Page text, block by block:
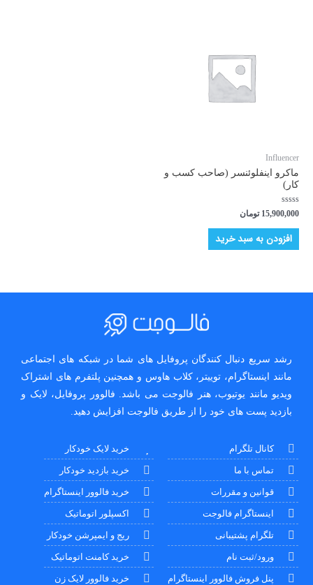
Influencer
ماکرو اینفلوئنسر (صاحب کسب و
کار)
امتیاز
0
از
15,900,000 تومان
افزودن به سبد خرید
رشد سریع دنبال کنندگان پروفایل های شما در شبکه های اجتماعی
مانند اینستاگرام، توییتر، کلاب هاوس و همچنین پلتفرم های اشتراک
ویدیو مانند یوتیوب، هنر فالوجت می باشد. فالوور پروفایل، لایک و
بازدید پست های خود را از طریق فالوجت افزایش دهید.
کانال تلگرام
تماس با ما
قوانین و مقررات
اینستاگرام فالوجت
تلگرام پشتیبانی
ورود/ثبت نام
پنل فروش فالوور اینستاگرام
خرید لایک خودکار
خرید بازدید خودکار
خرید فالوور اینستاگرام
اکسپلور اتوماتیک
ریج و ایمپرشن خودکار
خرید کامنت اتوماتیک
خرید فالوور لایک زن